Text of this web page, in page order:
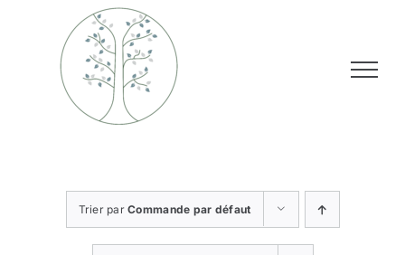
contenu
Trier parCommande par défaut